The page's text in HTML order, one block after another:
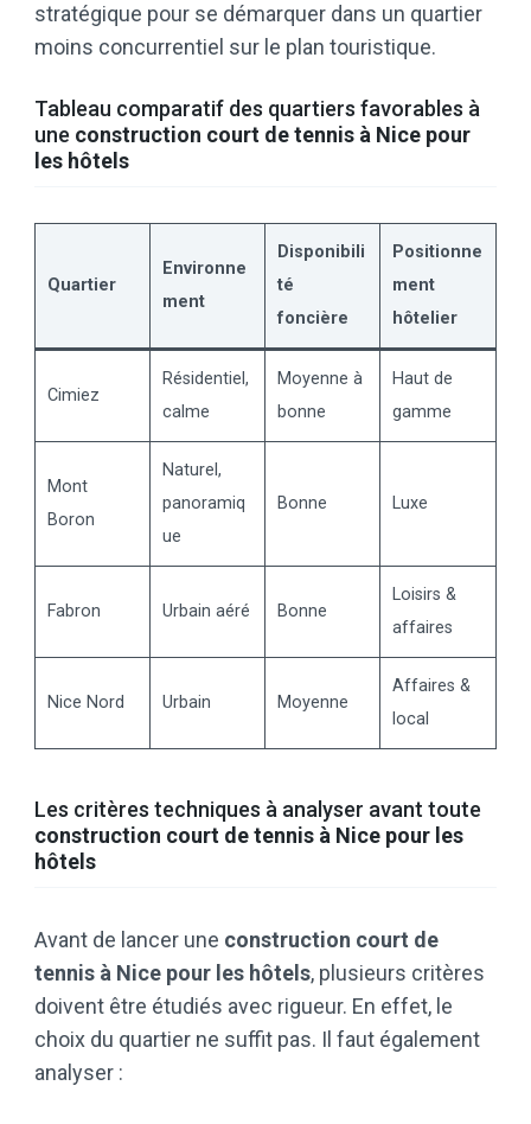
stratégique pour se démarquer dans un quartier
moins concurrentiel sur le plan touristique.
Tableau comparatif des quartiers favorables à
une construction court de tennis à Nice pour
les hôtels
Quartier
Environne
ment
Disponibili
té
foncière
Positionne
ment
hôtelier
Cimiez
Résidentiel,
calme
Moyenne à
bonne
Haut de
gamme
Mont
Boron
Naturel,
panoramiq
ue
Bonne Luxe
Fabron Urbain aéré Bonne
Loisirs &
affaires
Nice Nord Urbain Moyenne
Affaires &
local
Les critères techniques à analyser avant toute
construction court de tennis à Nice pour les
hôtels
Avant de lancer une construction court de
tennis à Nice pour les hôtels, plusieurs critères
doivent être étudiés avec rigueur. En effet, le
choix du quartier ne suffit pas. Il faut également
analyser :